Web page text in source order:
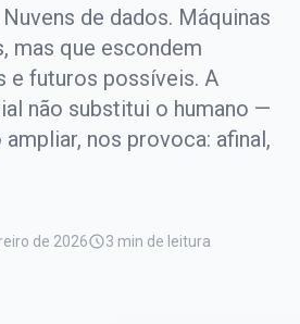
de dados. Máquinas
mas que escondem
e futuros possíveis. A
não substitui o humano —
ampliar, nos provoca: afinal,
de 2026 3 min de leitura